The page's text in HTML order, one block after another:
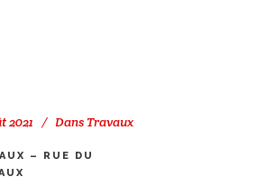
2021 Dans Travaux
– RUE DU